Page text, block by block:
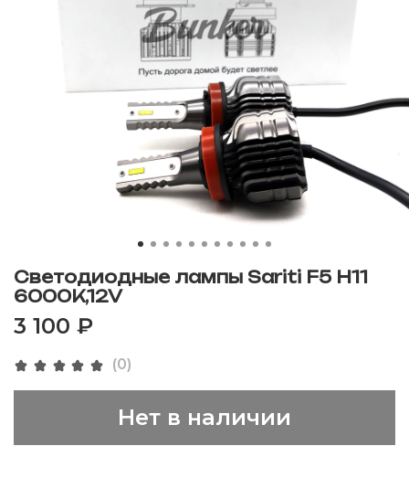
(0)
Cветодиодные лампы Sariti F5 H11
6000K,12V
3 100 ₽
Нет в наличии